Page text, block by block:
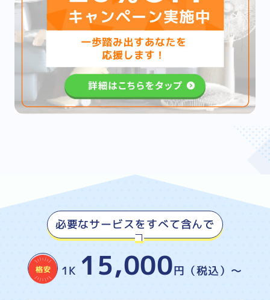
必要なサービスをすべて含んで
1K 15,000円（税込）～